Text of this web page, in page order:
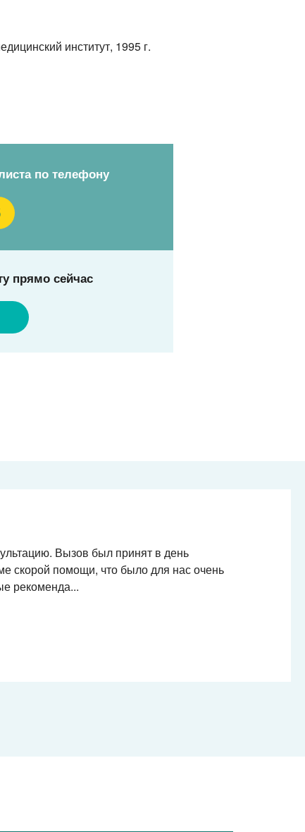
институт, 1995 г.
по телефону
прямо сейчас
Вызов был принят в день
скорой помощи, что было для нас очень
рекоменда...